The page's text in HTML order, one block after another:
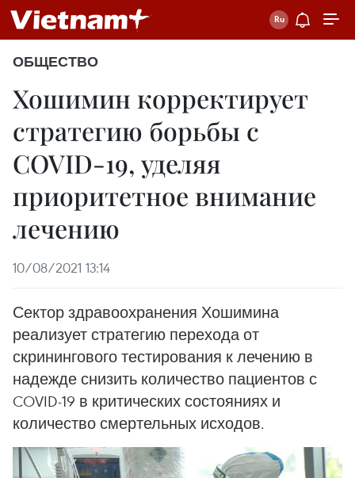
ОБЩЕСТВО
Хошимин корректирует
стратегию борьбы с
COVID-19, уделяя
приоритетное внимание
лечению
10/08/2021 13:14
Сектор здравоохранения Хошимина
реализует стратегию перехода от
скринингового тестирования к лечению в
надежде снизить количество пациентов с
COVID-19 в критических состояниях и
количество смертельных исходов.